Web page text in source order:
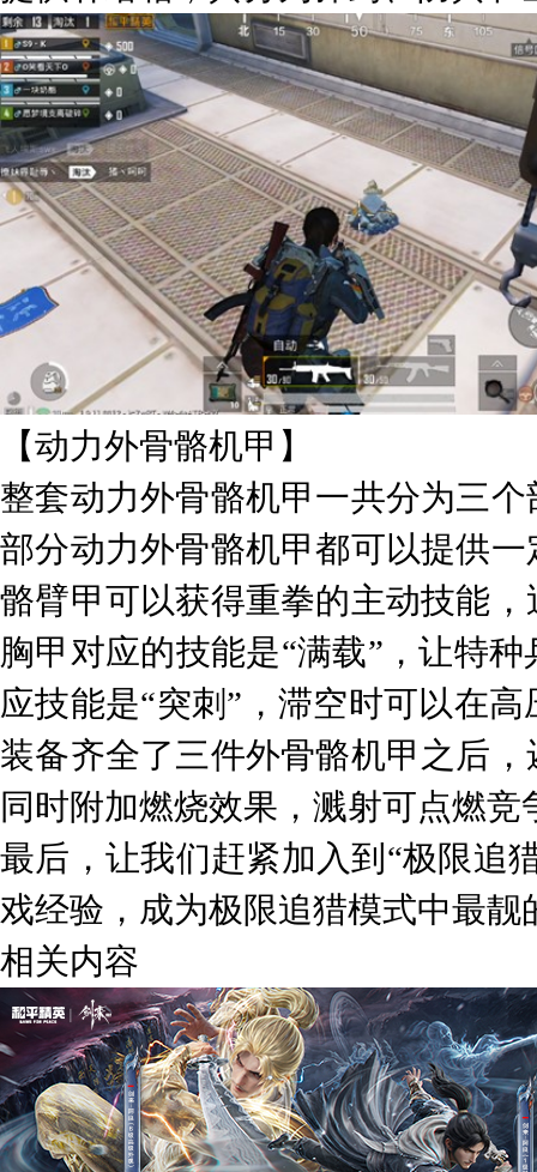
【动力外骨骼机甲】
整套动力外骨骼机甲一共分为三
部分动力外骨骼机甲都可以提供
骼臂甲可以获得重拳的主动技能
胸甲对应的技能是“满载”，让特
应技能是“突刺”，滞空时可以在
装备齐全了三件外骨骼机甲之后
同时附加燃烧效果，溅射可点燃
最后，让我们赶紧加入到“极限追
戏经验，成为极限追猎模式中最靓
相关内容